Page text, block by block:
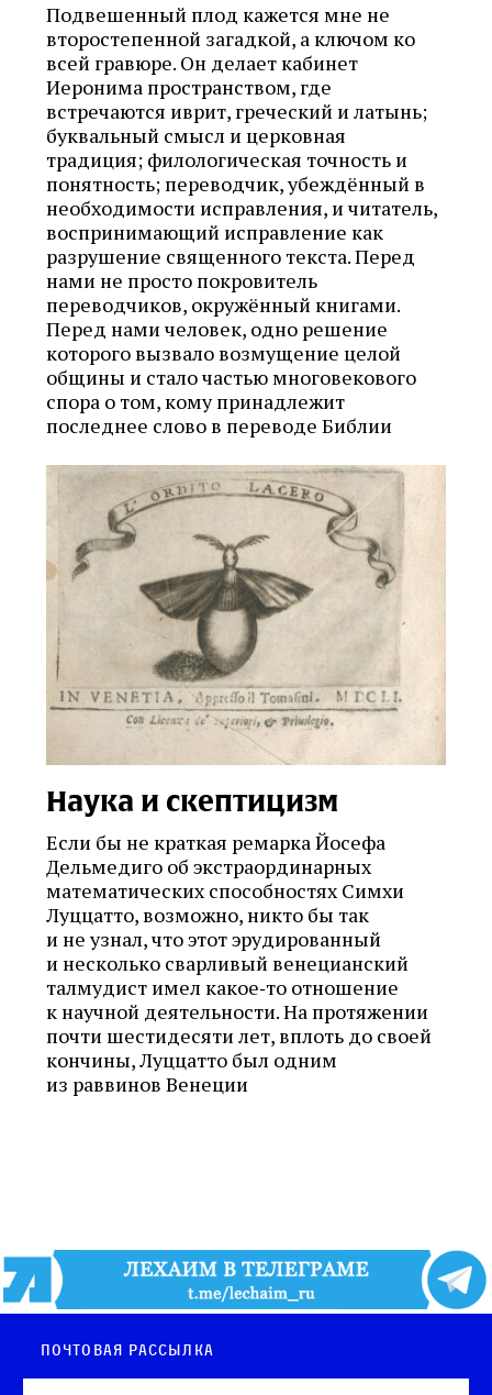
Подвешенный плод кажется мне не
второстепенной загадкой, а ключом ко
всей гравюре. Он делает кабинет
Иеронима пространством, где
встречаются иврит, греческий и латынь;
буквальный смысл и церковная
традиция; филологическая точность и
понятность; переводчик, убеждённый в
необходимости исправления, и читатель,
воспринимающий исправление как
разрушение священного текста. Перед
нами не просто покровитель
переводчиков, окружённый книгами.
Перед нами человек, одно решение
которого вызвало возмущение целой
общины и стало частью многовекового
спора о том, кому принадлежит
последнее слово в переводе Библии
Наука и скептицизм
Если бы не краткая ремарка Йосефа
Дельмедиго об экстраординарных
математических способностях Симхи
Луццатто, возможно, никто бы так
и не узнал, что этот эрудированный
и несколько сварливый венецианский
талмудист имел какое‑то отношение
к научной деятельности. На протяжении
почти шестидесяти лет, вплоть до своей
кончины, Луццатто был одним
из раввинов Венеции
Почтовая рассылка